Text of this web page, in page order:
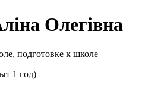
Олегівна
подготовке к школе
1 год)